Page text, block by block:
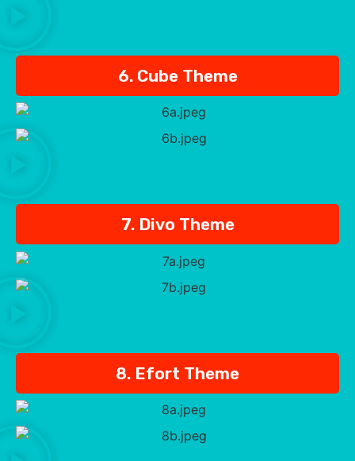
6. Cube Theme
7. Divo Theme
8. Efort Theme